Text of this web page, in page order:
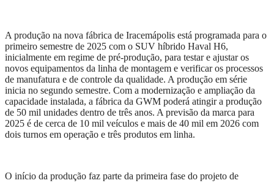
A produção na nova fábrica de Iracemápolis está programada para o
primeiro semestre de 2025 com o SUV híbrido Haval H6,
inicialmente em regime de pré-produção, para testar e ajustar os
novos equipamentos da linha de montagem e verificar os processos
de manufatura e de controle da qualidade. A produção em série
inicia no segundo semestre. Com a modernização e ampliação da
capacidade instalada, a fábrica da GWM poderá atingir a produção
de 50 mil unidades dentro de três anos. A previsão da marca para
2025 é de cerca de 10 mil veículos e mais de 40 mil em 2026 com
dois turnos em operação e três produtos em linha.
O início da produção faz parte da primeira fase do projeto de